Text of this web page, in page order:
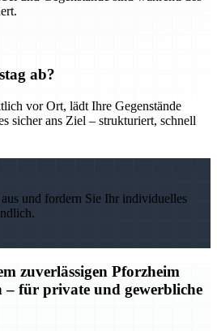
ab?
vor Ort, lädt Ihre Gegenstände
sicher ans Ziel – strukturiert, schnell
und fordern Sie Ihr individuelles
zuverlässigen Pforzheim
– für private und gewerbliche